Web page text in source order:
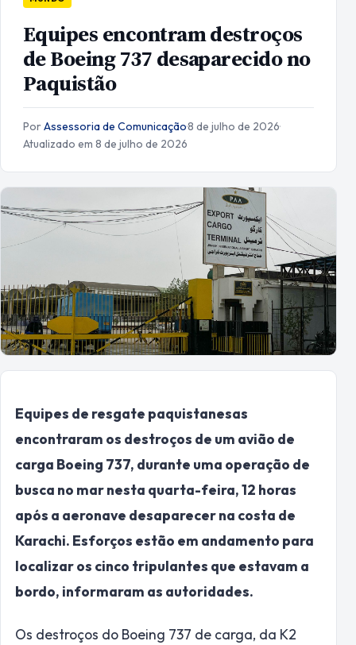
Equipes encontram destroços
de Boeing 737 desaparecido no
Paquistão
PorAssessoria de Comunicação·8 de julho de 2026·
Atualizado em 8 de julho de 2026
Equipes de resgate paquistanesas
encontraram os destroços de um avião de
carga Boeing 737, durante uma operação de
busca no mar nesta quarta-feira, 12 horas
após a aeronave desaparecer na costa de
Karachi. Esforços estão em andamento para
localizar os cinco tripulantes que estavam a
bordo, informaram as autoridades.
Os destroços do Boeing 737 de carga, da K2